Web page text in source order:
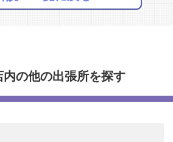
内の他の出張所を探す